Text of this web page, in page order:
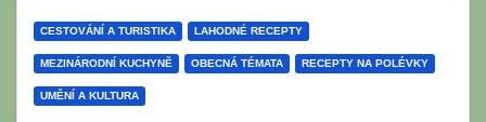
CESTOVÁNÍ A TURISTIKA LAHODNÉ RECEPTY
MEZINÁRODNÍ KUCHYNĚ OBECNÁ TÉMATA RECEPTY NA POLÉVKY
UMĚNÍ A KULTURA